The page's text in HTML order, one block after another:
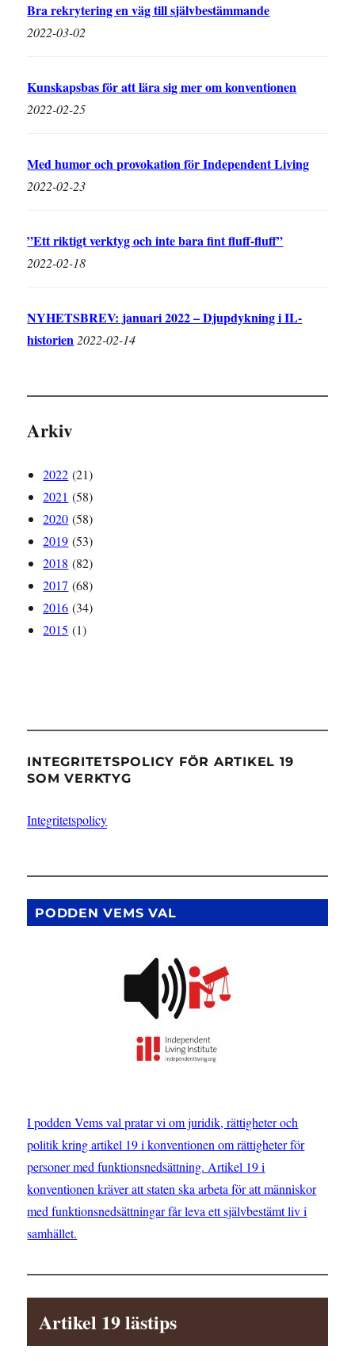
Bra rekrytering en väg till självbestämmande
2022-03-02
Kunskapsbas för att lära sig mer om konventionen
2022-02-25
Med humor och provokation för Independent Living
2022-02-23
”Ett riktigt verktyg och inte bara fint fluff-fluff”
2022-02-18
NYHETSBREV: januari 2022 – Djupdykning i IL-
historien 2022-02-14
Arkiv
2022 (21)
2021 (58)
2020 (58)
2019 (53)
2018 (82)
2017 (68)
2016 (34)
2015 (1)
INTEGRITETSPOLICY FÖR ARTIKEL 19
SOM VERKTYG
Integritetspolicy
PODDEN VEMS VAL
I podden Vems val pratar vi om juridik, rättigheter och
politik kring artikel 19 i konventionen om rättigheter för
personer med funktionsnedsättning. Artikel 19 i
konventionen kräver att staten ska arbeta för att människor
med funktionsnedsättningar får leva ett självbestämt liv i
samhället.
Artikel 19 lästips